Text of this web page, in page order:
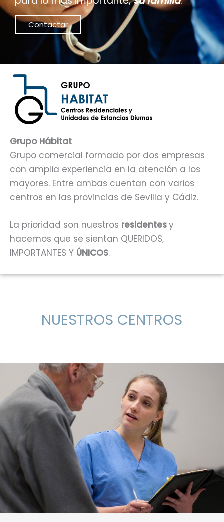
Contactar
Grupo Hábitat
Grupo comercial formado por dos empresas
con amplia experiencia en la atención a los
mayores. Entre ambas cuentan con varios
centros en las provincias de Sevilla y Cádiz.
La prioridad son nuestros residentesy
hacemos que se sientan QUERIDOS,
IMPORTANTES Y ÚNICOS.
NUESTROS CENTROS